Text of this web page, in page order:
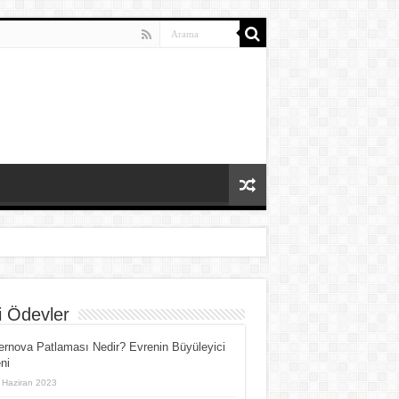
Ödevler
Patlaması Nedir? Evrenin Büyüleyici
2023